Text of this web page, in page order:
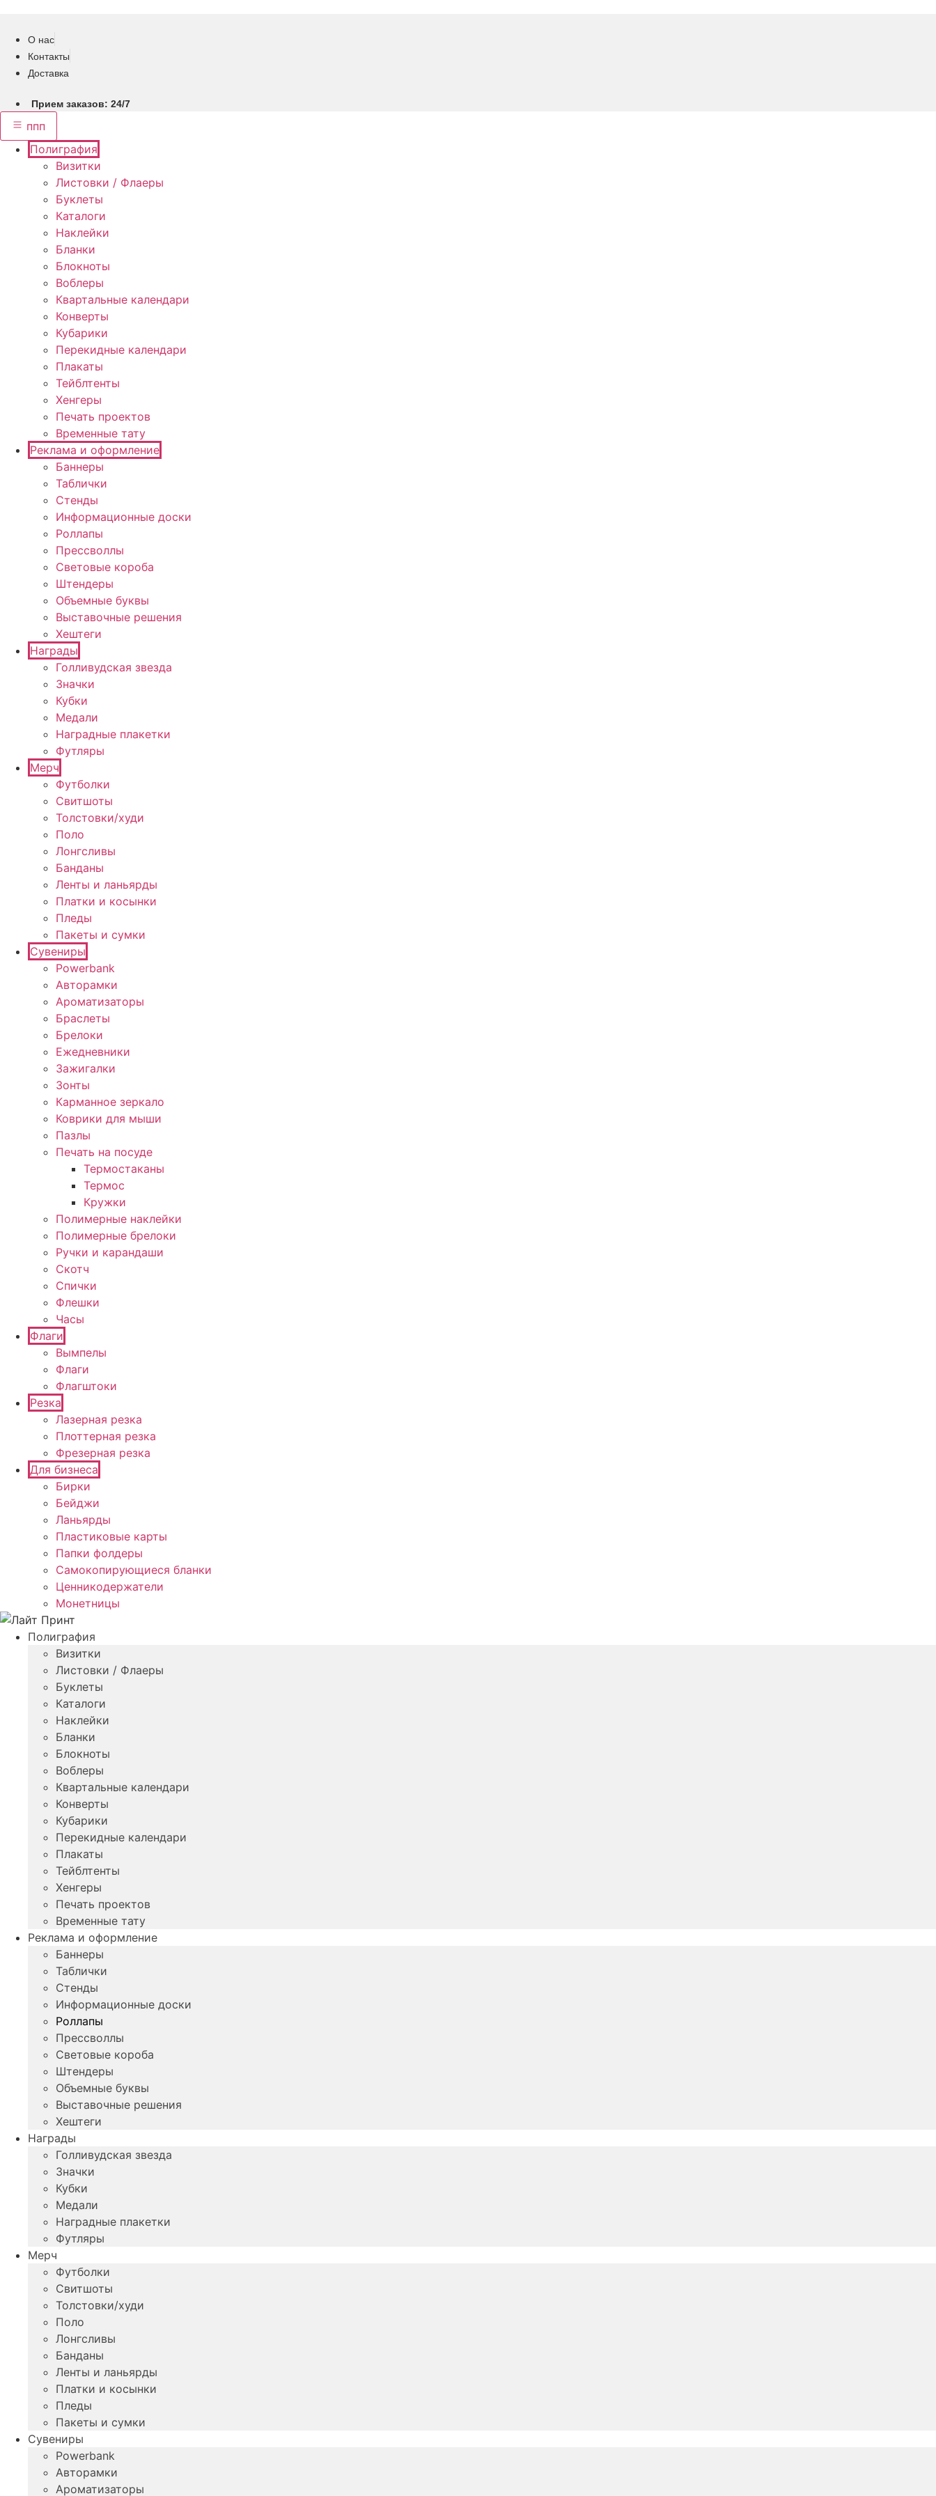
содержимому
О нас
Контакты
Доставка
Прием заказов: 24/7
ппп
Полиграфия
Визитки
Листовки / Флаеры
Буклеты
Каталоги
Наклейки
Бланки
Блокноты
Воблеры
Квартальные календари
Конверты
Кубарики
Перекидные календари
Плакаты
Тейблтенты
Хенгеры
Печать проектов
Временные тату
Реклама и оформление
Баннеры
Таблички
Стенды
Информационные доски
Роллапы
Прессволлы
Световые короба
Штендеры
Объемные буквы
Выставочные решения
Хештеги
Награды
Голливудская звезда
Значки
Кубки
Медали
Наградные плакетки
Футляры
Мерч
Футболки
Свитшоты
Толстовки/худи
Поло
Лонгсливы
Банданы
Ленты и ланьярды
Платки и косынки
Пледы
Пакеты и сумки
Сувениры
Powerbank
Авторамки
Ароматизаторы
Браслеты
Брелоки
Ежедневники
Зажигалки
Зонты
Карманное зеркало
Коврики для мыши
Пазлы
Печать на посуде
Термостаканы
Термос
Кружки
Полимерные наклейки
Полимерные брелоки
Ручки и карандаши
Скотч
Спички
Флешки
Часы
Флаги
Вымпелы
Флаги
Флагштоки
Резка
Лазерная резка
Плоттерная резка
Фрезерная резка
Для бизнеса
Бирки
Бейджи
Ланьярды
Пластиковые карты
Папки фолдеры
Самокопирующиеся бланки
Ценникодержатели
Монетницы
Полиграфия
Визитки
Листовки / Флаеры
Буклеты
Каталоги
Наклейки
Бланки
Блокноты
Воблеры
Квартальные календари
Конверты
Кубарики
Перекидные календари
Плакаты
Тейблтенты
Хенгеры
Печать проектов
Временные тату
Реклама и оформление
Баннеры
Таблички
Стенды
Информационные доски
Роллапы
Прессволлы
Световые короба
Штендеры
Объемные буквы
Выставочные решения
Хештеги
Награды
Голливудская звезда
Значки
Кубки
Медали
Наградные плакетки
Футляры
Мерч
Футболки
Свитшоты
Толстовки/худи
Поло
Лонгсливы
Банданы
Ленты и ланьярды
Платки и косынки
Пледы
Пакеты и сумки
Сувениры
Powerbank
Авторамки
Ароматизаторы